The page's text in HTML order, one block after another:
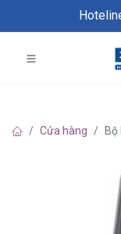
Cửa hàng